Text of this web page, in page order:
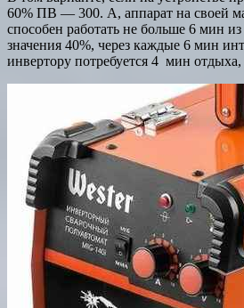
60% ПВ — 300. А, аппарат на своей
способен работать не больше 6 мин
значения 40%, через каждые 6 мин
инвертору потребуется 4 мин